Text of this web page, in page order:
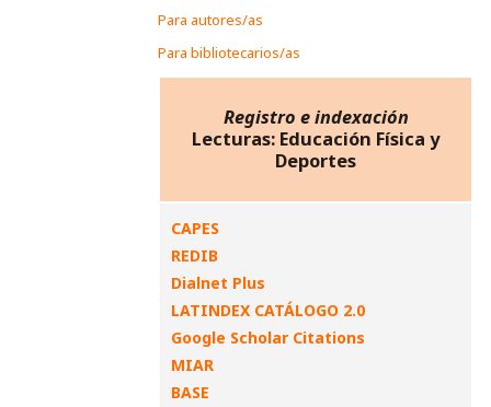
Para autores/as
Para bibliotecarios/as
Registro e indexación
Lecturas: Educación Física y
Deportes
CAPES
REDIB
Dialnet Plus
LATINDEX CATÁLOGO 2.0
Google Scholar Citations
MIAR
BASE